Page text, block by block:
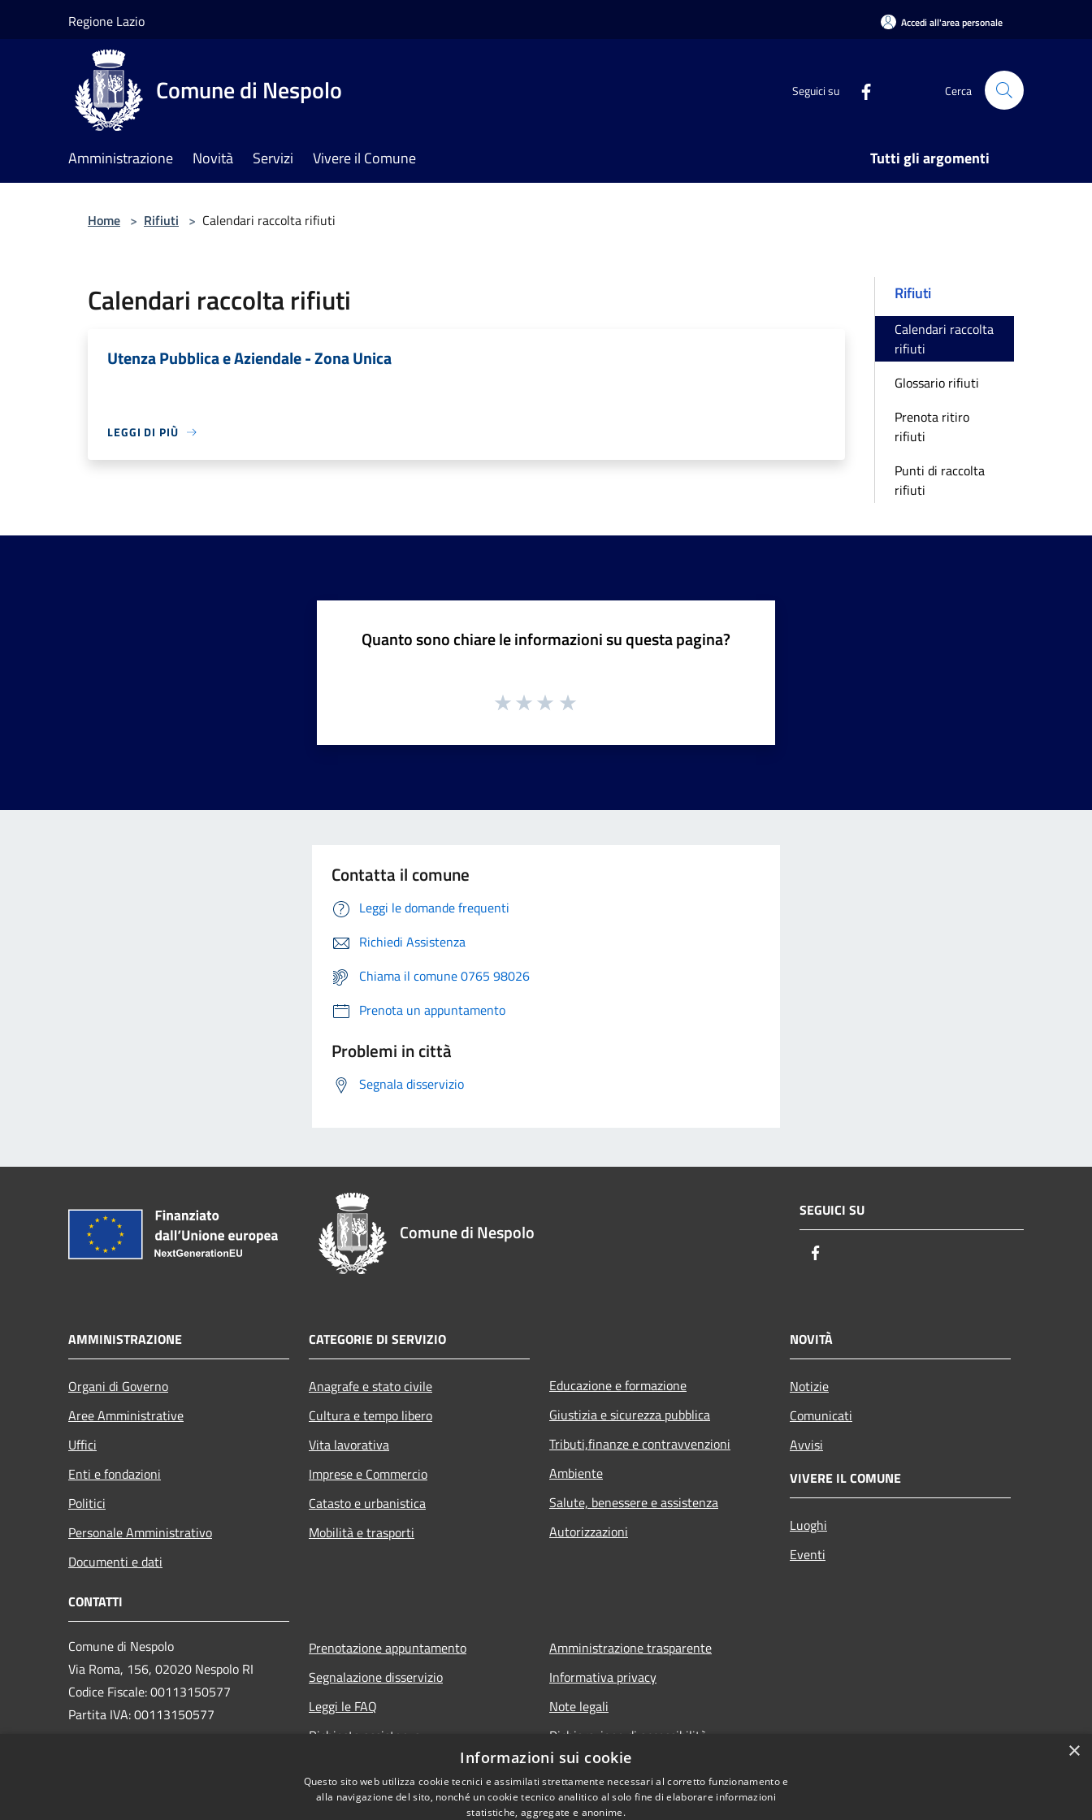
Regione Lazio Accedi all'area personale
Comune di Nespolo Seguici su Cerca
Amministrazione Novità Servizi Vivere il Comune Tutti gli argomenti
Home > Rifiuti > Calendari raccolta rifiuti
Calendari raccolta rifiuti
Utenza Pubblica e Aziendale - Zona Unica
LEGGI DI PIÙ
Rifiuti
Calendari raccolta
rifiuti
Glossario rifiuti
Prenota ritiro
rifiuti
Punti di raccolta
rifiuti
Quanto sono chiare le informazioni su questa pagina?
Contatta il comune
Leggi le domande frequenti
Richiedi Assistenza
Chiama il comune 0765 98026
Prenota un appuntamento
Problemi in città
Segnala disservizio
Comune di Nespolo
SEGUICI SU
AMMINISTRAZIONE
Organi di Governo
Aree Amministrative
Uffici
Enti e fondazioni
Politici
Personale Amministrativo
Documenti e dati
CATEGORIE DI SERVIZIO
Anagrafe e stato civile
Cultura e tempo libero
Vita lavorativa
Imprese e Commercio
Catasto e urbanistica
Mobilità e trasporti
Educazione e formazione
Giustizia e sicurezza pubblica
Tributi,finanze e contravvenzioni
Ambiente
Salute, benessere e assistenza
Autorizzazioni
NOVITÀ
Notizie
Comunicati
Avvisi
VIVERE IL COMUNE
Luoghi
Eventi
CONTATTI
Comune di Nespolo
Via Roma, 156, 02020 Nespolo RI
Codice Fiscale: 00113150577
Partita IVA: 00113150577
Prenotazione appuntamento
Segnalazione disservizio
Leggi le FAQ
Richiesta assistenza
Amministrazione trasparente
Informativa privacy
Note legali
Dichiarazione di accessibilità
×
Informazioni sui cookie
Questo sito web utilizza cookie tecnici e assimilati strettamente necessari al corretto funzionamento e
alla navigazione del sito, nonché un cookie tecnico analitico al solo fine di elaborare informazioni
statistiche, aggregate e anonime.